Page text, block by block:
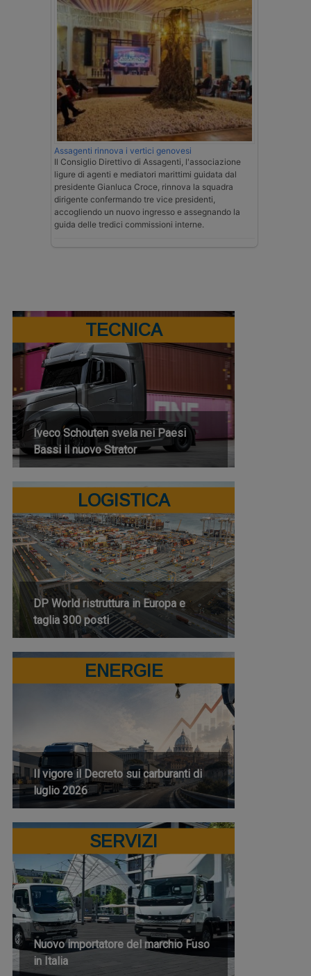
Assagenti rinnova i vertici genovesi
Il Consiglio Direttivo di Assagenti, l'associazione
ligure di agenti e mediatori marittimi guidata dal
presidente Gianluca Croce, rinnova la squadra
dirigente confermando tre vice presidenti,
accogliendo un nuovo ingresso e assegnando la
guida delle tredici commissioni interne.
TECNICA
Iveco Schouten svela nei Paesi
Bassi il nuovo Strator
LOGISTICA
DP World ristruttura in Europa e
taglia 300 posti
ENERGIE
Il vigore il Decreto sui carburanti di
luglio 2026
SERVIZI
Nuovo importatore del marchio Fuso
in Italia